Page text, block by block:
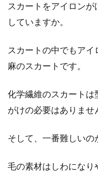
履
古く
ス
ニッ
スカートをアイロン
していますか。
スカートの中でもアイ
麻のスカートです。
化学繊維のスカート
がけの必要はありませ
そして、一番難しいの
毛の素材はしわになり